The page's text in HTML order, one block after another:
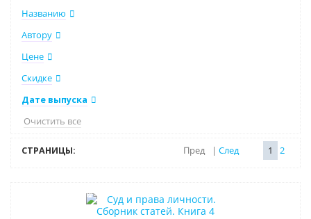
Названию
Автору
Цене
Скидке
Дате выпуска
Очистить все
СТРАНИЦЫ: Пред | След 1 2
Нет в наличии